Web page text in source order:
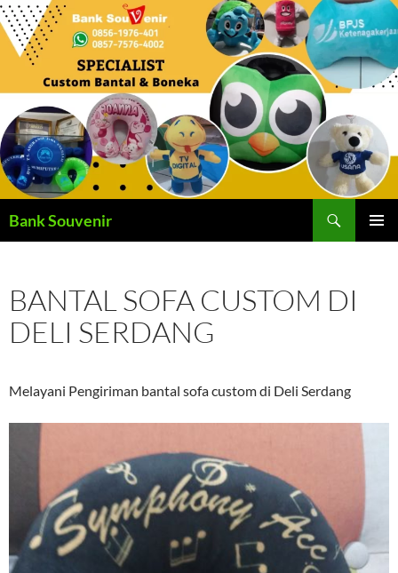
Langsung
ke
Bank Souvenir
BANTAL SOFA CUSTOM DI
DELI SERDANG
Melayani Pengiriman bantal sofa custom di Deli Serdang